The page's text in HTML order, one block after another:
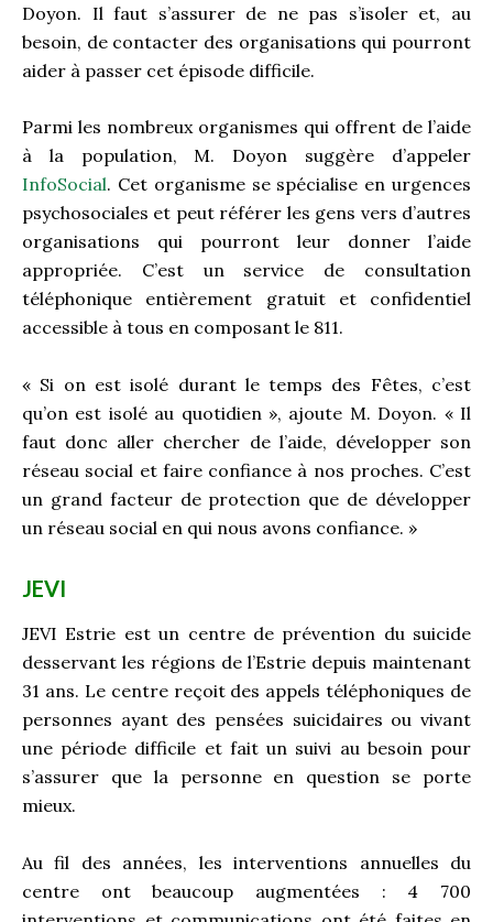
Doyon. Il faut s’assurer de ne pas s’isoler et, au
besoin, de contacter des organisations qui pourront
aider à passer cet épisode difficile.
Parmi les nombreux organismes qui offrent de l’aide
à la population, M. Doyon suggère d’appeler
InfoSocial. Cet organisme se spécialise en urgences
psychosociales et peut référer les gens vers d’autres
organisations qui pourront leur donner l’aide
appropriée. C’est un service de consultation
téléphonique entièrement gratuit et confidentiel
accessible à tous en composant le 811.
« Si on est isolé durant le temps des Fêtes, c’est
qu’on est isolé au quotidien », ajoute M. Doyon. « Il
faut donc aller chercher de l’aide, développer son
réseau social et faire confiance à nos proches. C’est
un grand facteur de protection que de développer
un réseau social en qui nous avons confiance. »
JEVI
JEVI Estrie est un centre de prévention du suicide
desservant les régions de l’Estrie depuis maintenant
31 ans. Le centre reçoit des appels téléphoniques de
personnes ayant des pensées suicidaires ou vivant
une période difficile et fait un suivi au besoin pour
s’assurer que la personne en question se porte
mieux.
Au fil des années, les interventions annuelles du
centre ont beaucoup augmentées : 4 700